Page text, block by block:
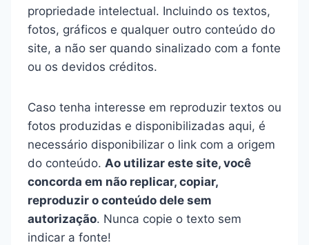
propriedade intelectual. Incluindo os textos,
fotos, gráficos e qualquer outro conteúdo do
site, a não ser quando sinalizado com a fonte
ou os devidos créditos.
Caso tenha interesse em reproduzir textos ou
fotos produzidas e disponibilizadas aqui, é
necessário disponibilizar o link com a origem
do conteúdo. Ao utilizar este site, você
concorda em não replicar, copiar,
reproduzir o conteúdo dele sem
autorização. Nunca copie o texto sem
indicar a fonte!